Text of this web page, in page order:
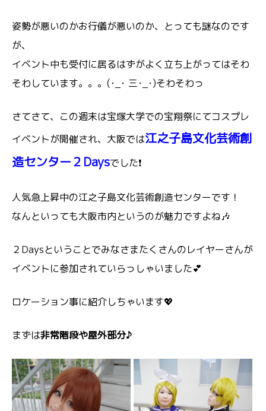
姿勢が悪いのかお行儀が悪いのか、とっても謎なのです
が、
イベント中も受付に居るはずがよく立ち上がってはそわ
そわしています。。。(･_･ 三･_･)そわそわっ
さてさて、この週末は宝塚大学での宝翔祭にてコスプレ
イベントが開催され、大阪では江之子島文化芸術創
造センター２Daysでした❗
人気急上昇中の江之子島文化芸術創造センターです！
なんといっても大阪市内というのが魅力ですよね🎶
２Daysということでみなさまたくさんのレイヤーさんが
イベントに参加されていらっしゃいました💕
ロケーション事に紹介しちゃいます💖
まずは非常階段や屋外部分♪